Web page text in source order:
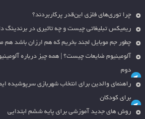
چرا توری‌های فلزی این‌قدر پرکاربردند؟
ریمیکس تبلیغاتی چیست و چه تاثیری در برندینگ
چطور جم موبایل لجند بخریم که هم ارزان باشد هم
آلومینیوم ضایعات چیست؟ | همه چیز درباره
دوم
راهنمای والدین برای انتخاب شهربازی سرپوشیده
برای کودکان
روش های جدید آموزشی برای پایه ششم ابتدایی